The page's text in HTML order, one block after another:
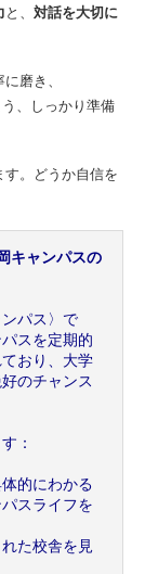
と、 対話を大切に
磨き、
、しっかり準備
。どうか自信を
キャンパスの
パス〉で
スを定期的
おり、大学
のチャンス
：
的にわかる
スライフを
た校舎を見